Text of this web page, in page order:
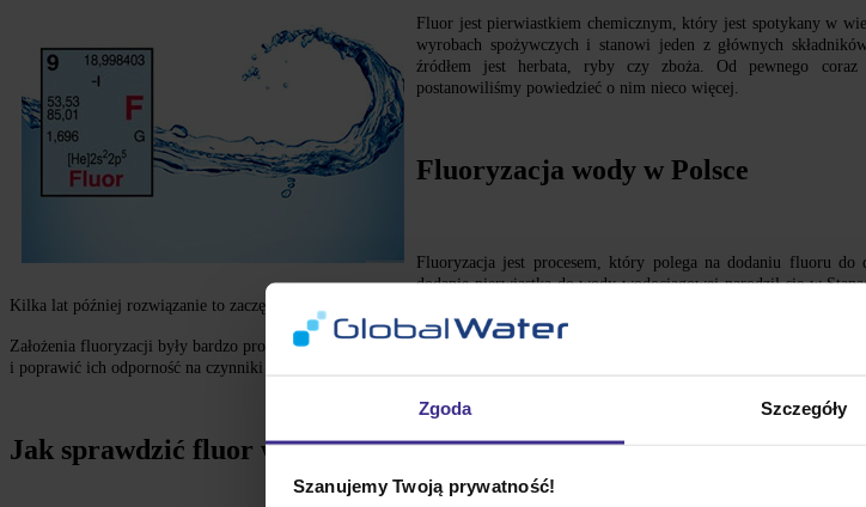
Zgoda Szczegóły
Szanujemy Twoją prywatność!
Fluor jest pierwiastkiem chemicznym, który jest spotykany w
wyrobach spożywczych i stanowi jeden z głównych
źródłem jest herbata, ryby czy zboża. Od pewnego
postanowiliśmy powiedzieć o nim nieco więcej.
Fluoryzacja wody w Polsce
Fluoryzacja jest procesem, który polega na dodaniu fluoru
dodanie pierwiastka do wody wodociągowej narodził się w
Kilka lat później rozwiązanie to zaczęło być popularne w Europie i ostatecznie doszło do fluoryzacji wody w Polsce.
Założenia fluoryzacji były bardzo proste. Celem wprowadzenia pierwiastka do wody było zwiększenie ilości dostarczanego
i poprawić ich odporność na czynniki próchnicowe. Po pewnym czasie okazało się jednak, że wysokie stężenie fluoru w
Jak sprawdzić fluor w wodzie?